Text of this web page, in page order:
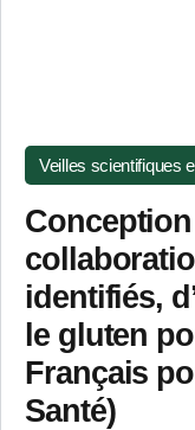
Veilles scientifiques
identifiés,
le gluten
Français
Santé)